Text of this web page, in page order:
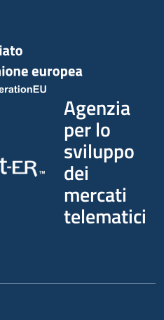
Agenzia
per lo
sviluppo
dei
mercati
telematici